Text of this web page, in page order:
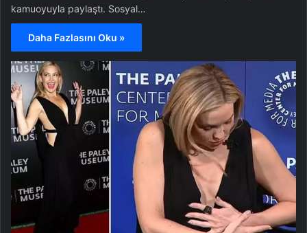
kamuoyuyla paylaştı. Sosyal…
Daha Fazlasını Oku »